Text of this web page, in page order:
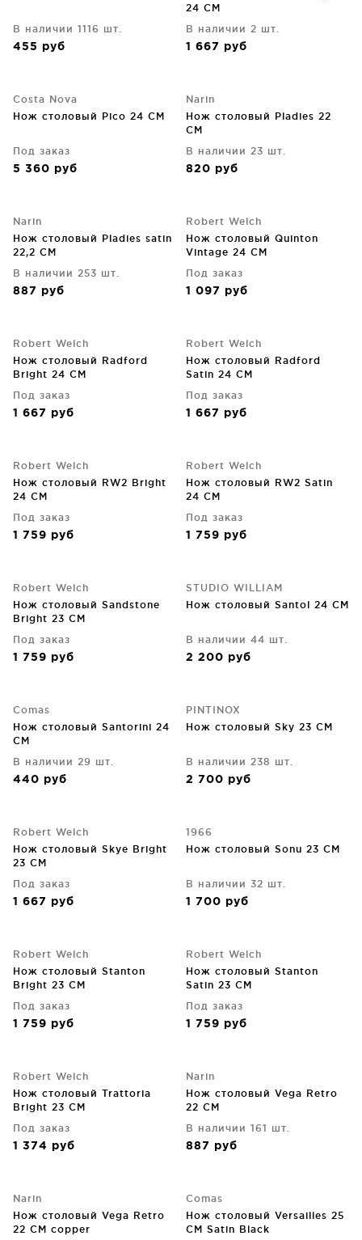
В наличии 1116 шт.
455 руб
24 CM
В наличии 2 шт.
1 667 руб
Costa Nova
Нож столовый Pico 24 CM
Под заказ
5 360 руб
Narin
Нож столовый Pladies 22
CM
В наличии 23 шт.
820 руб
Narin
Нож столовый Pladies satin
22,2 CM
В наличии 253 шт.
887 руб
Robert Welch
Нож столовый Quinton
Vintage 24 CM
Под заказ
1 097 руб
Robert Welch
Нож столовый Radford
Bright 24 CM
Под заказ
1 667 руб
Robert Welch
Нож столовый Radford
Satin 24 CM
Под заказ
1 667 руб
Robert Welch
Нож столовый RW2 Bright
24 CM
Под заказ
1 759 руб
Robert Welch
Нож столовый RW2 Satin
24 CM
Под заказ
1 759 руб
Robert Welch
Нож столовый Sandstone
Bright 23 СM
Под заказ
1 759 руб
STUDIO WILLIAM
Нож столовый Santol 24 CM
В наличии 44 шт.
2 200 руб
Comas
Нож столовый Santorini 24
CM
В наличии 29 шт.
440 руб
PINTINOX
Нож столовый Sky 23 CM
В наличии 238 шт.
2 700 руб
Robert Welch
Нож столовый Skye Bright
23 CM
Под заказ
1 667 руб
1966
Нож столовый Sonu 23 CM
В наличии 32 шт.
1 700 руб
Robert Welch
Нож столовый Stanton
Bright 23 CM
Под заказ
1 759 руб
Robert Welch
Нож столовый Stanton
Satin 23 CM
Под заказ
1 759 руб
Robert Welch
Нож столовый Trattoria
Bright 23 CM
Под заказ
1 374 руб
Narin
Нож столовый Vega Retro
22 CM
В наличии 161 шт.
887 руб
Narin
Нож столовый Vega Retro
22 CM copper
Comas
Нож столовый Versailles 25
CM Satin Black